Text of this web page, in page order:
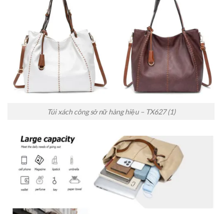
Túi xách công sở nữ hàng hiệu – TX627 (1)